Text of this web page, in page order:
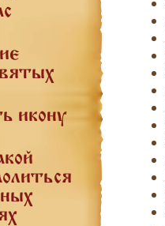
икону